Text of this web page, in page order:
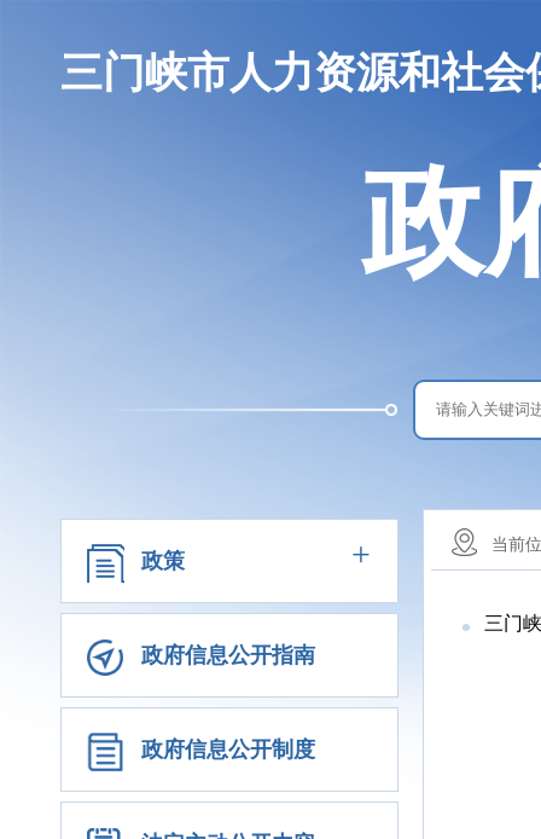
三门峡市人力资源和社会
政
政策 +
政府信息公开指南
政府信息公开制度
当前
三门